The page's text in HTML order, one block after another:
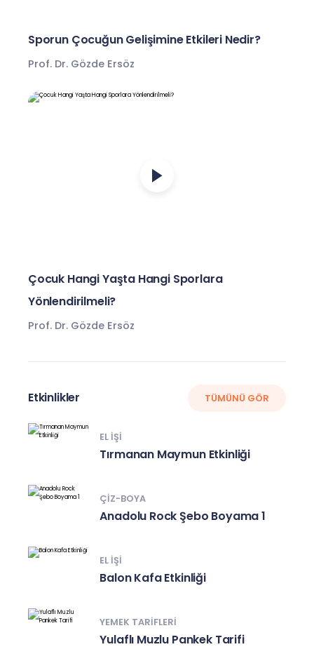
Sporun Çocuğun Gelişimine Etkileri Nedir?
Prof. Dr. Gözde Ersöz
Çocuk Hangi Yaşta Hangi Sporlara
Yönlendirilmeli?
Prof. Dr. Gözde Ersöz
Etkinlikler TÜMÜNÜ GÖR
EL IŞI
Tırmanan Maymun Etkinliği
ÇIZ-BOYA
Anadolu Rock Şebo Boyama 1
EL IŞI
Balon Kafa Etkinliği
YEMEK TARIFLERI
Yulaflı Muzlu Pankek Tarifi